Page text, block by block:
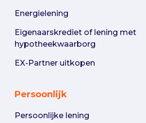
Energielening
Eigenaarskrediet of lening met
hypotheekwaarborg
EX-Partner uitkopen
Persoonlijk
Persoonlijke lening